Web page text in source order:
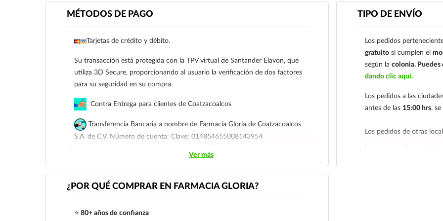
Ya sea para una reunión
darte un gusto personal,
¡Añádela a tu carrito y
Métodos de pago
Tarjetas
Su transacción está
que utiliza 3D Secure,
Contra Entrega
Transferencia
Coatzacoalcos S.A. de
MÉTODOS DE PAGO
Tarjetas de crédito y débito.
Su transacción está protegida con la TPV virtual de Santander Elavon, que
utiliza 3D Secure, proporcionando al usuario la verificación de dos factores
para su seguridad en su compra.
Contra Entrega para clientes de Coatzacoalcos
Transferencia Bancaria a nombre de Farmacia Gloria de Coatzacoalcos
S.A. de C.V. Número de cuenta: Clave: 014854655008143954
Para esta forma de pago el cliente deberá enviar su comprobante de pago a al
siguiente correo electrónico:ecommerce@farmaciagloria.mxo a nuestro
921 261 8491
Ver más
TIPO DE ENVÍO
Los pedidos
gratuitosi cumplen el
según la colonia.
dando clic aquí.
Los pedidos a las
antes de las 15:00 hrs, se
Los pedidos de otras
Tenemos dos tarifas
¿POR QUÉ COMPRAR EN FARMACIA GLORIA?
⭐ 80+ años de confianza